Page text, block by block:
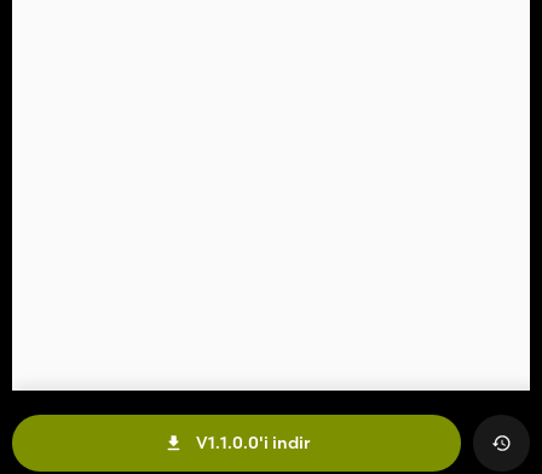
V1.1.0.0'i indir